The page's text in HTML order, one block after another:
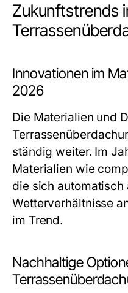
Zukunftstrends
Innovationen im
2026
Die Materialien und
ständig weiter. Im
Materialien wie
die sich automatisch
Wetterverhältnisse
im Trend.
Nachhaltige